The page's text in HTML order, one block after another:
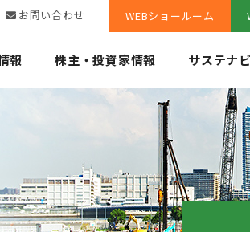
お問い合わせ WEBショールーム
報 株主・投資家情報 サステナ